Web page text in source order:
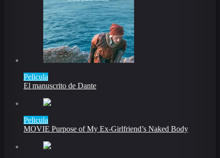
Pelicula
El manuscrito de Dante
Pelicula
MOVIE Purpose of My Ex-Girlfriend’s Naked Body